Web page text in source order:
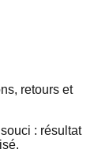
retours et
: résultat